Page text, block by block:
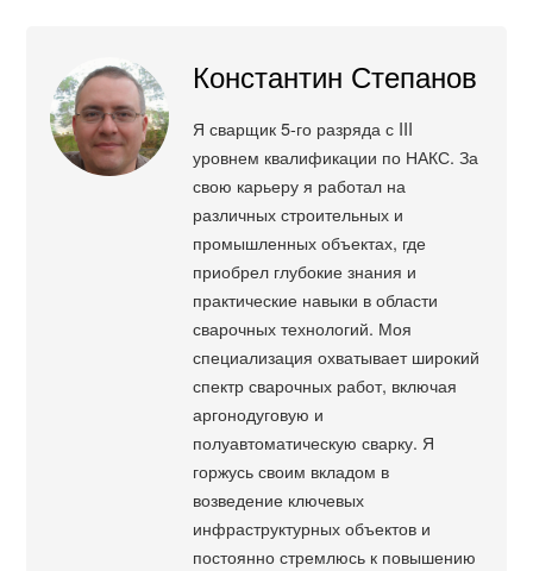
Константин Степанов
Я сварщик 5-го разряда с III
уровнем квалификации по НАКС. За
свою карьеру я работал на
различных строительных и
промышленных объектах, где
приобрел глубокие знания и
практические навыки в области
сварочных технологий. Моя
специализация охватывает широкий
спектр сварочных работ, включая
аргонодуговую и
полуавтоматическую сварку. Я
горжусь своим вкладом в
возведение ключевых
инфраструктурных объектов и
постоянно стремлюсь к повышению